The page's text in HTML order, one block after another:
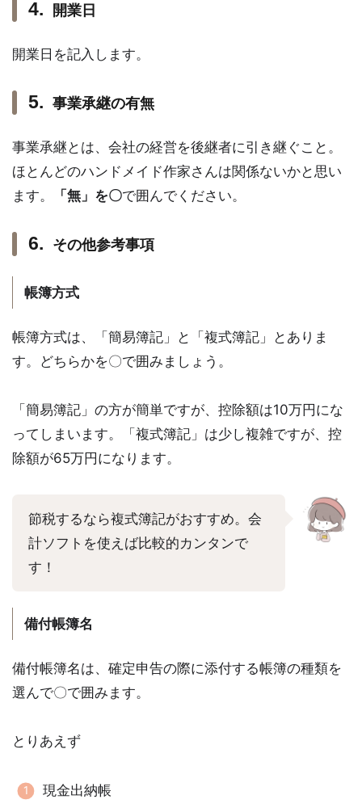
開業日
開業日を記入します。
事業承継の有無
事業承継とは、会社の経営を後継者に引き継ぐこと。
ほとんどのハンドメイド作家さんは関係ないかと思い
ます。
「無」を〇で囲んでください。
その他参考事項
帳簿方式
帳簿方式は、「簡易簿記」と「複式簿記」とありま
す。どちらかを〇で囲みましょう。
「簡易簿記」の方が簡単ですが、控除額は10万円にな
ってしまいます。「複式簿記」は少し複雑ですが、控
除額が65万円になります。
節税するなら複式簿記がおすすめ。会
計ソフトを使えば比較的カンタンで
す！
備付帳簿名
備付帳簿名は、確定申告の際に添付する帳簿の種類を
選んで〇で囲みます。
とりあえず
現金出納帳